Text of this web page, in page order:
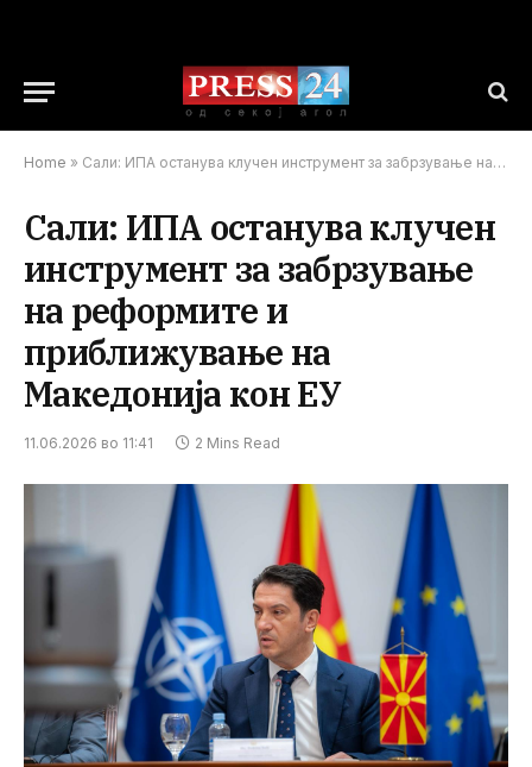
Home » Сали: ИПА останува клучен инструмент за забрзување на реформите и приближување на Македонија кон ЕУ
Сали: ИПА останува клучен
инструмент за забрзување
на реформите и
приближување на
Македонија кон ЕУ
11.06.2026 во 11:41 2 Mins Read